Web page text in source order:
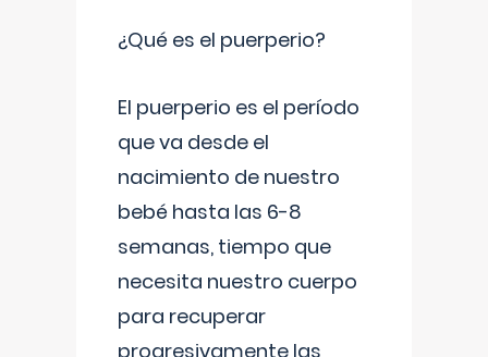
¿Qué es el puerperio?
El puerperio es el período
que va desde el
nacimiento de nuestro
bebé hasta las 6-8
semanas, tiempo que
necesita nuestro cuerpo
para recuperar
progresivamente las